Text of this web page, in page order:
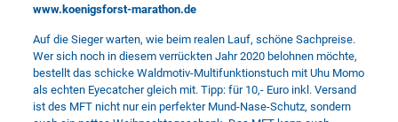
www.koenigsforst-marathon.de
Auf die Sieger warten, wie beim realen Lauf, schöne Sachpreise.
Wer sich noch in diesem verrückten Jahr 2020 belohnen möchte,
bestellt das schicke Waldmotiv-Multifunktionstuch mit Uhu Momo
als echten Eyecatcher gleich mit. Tipp: für 10,- Euro inkl. Versand
ist des MFT nicht nur ein perfekter Mund-Nase-Schutz, sondern